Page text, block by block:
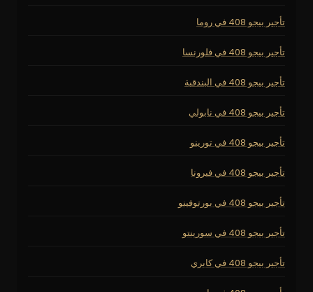
تأجير بيجو 408 في روما
تأجير بيجو 408 في فلورنسا
تأجير بيجو 408 في البندقية
تأجير بيجو 408 في نابولي
تأجير بيجو 408 في تورينو
تأجير بيجو 408 في فيرونا
تأجير بيجو 408 في بورتوفينو
تأجير بيجو 408 في سورينتو
تأجير بيجو 408 في كابري